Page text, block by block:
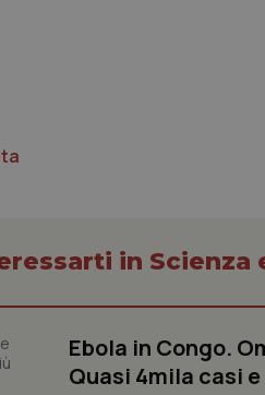
in Scienza
Ebola in Congo.
Quasi 4mila casi
tracking-enable
tracking-sites-
_ga